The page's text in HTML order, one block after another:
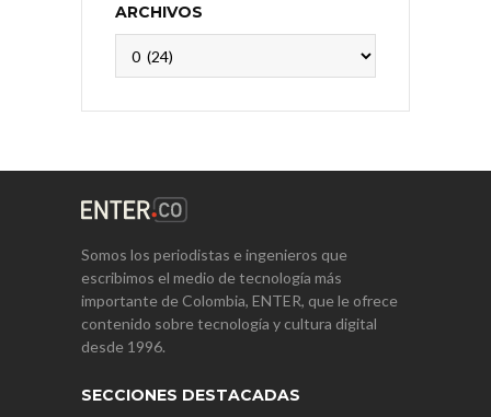
ARCHIVOS
Somos los periodistas e ingenieros que
escribimos el medio de tecnología más
importante de Colombia, ENTER, que le ofrece
contenido sobre tecnología y cultura digital
desde 1996.
SECCIONES DESTACADAS